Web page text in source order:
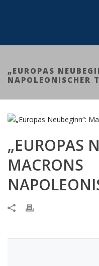
„EUROPAS
NAPOLEONISCHER
„EUROPAS
MACRONS